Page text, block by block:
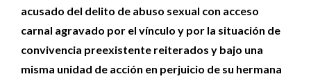
acusado del delito de abuso sexual con acceso
carnal agravado por el vínculo y por la situación de
convivencia preexistente reiterados y bajo una
misma unidad de acción en perjuicio de su hermana